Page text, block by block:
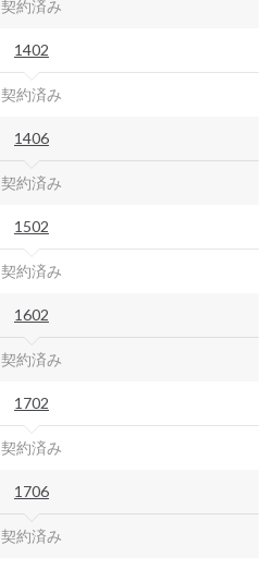
契約済み
1402
契約済み
1406
契約済み
1502
契約済み
1602
契約済み
1702
契約済み
1706
契約済み